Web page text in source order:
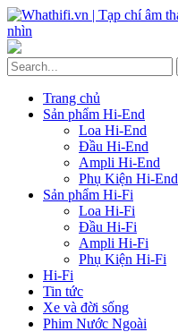
Trang chủ
Sản phẩm Hi-End
Loa Hi-End
Đầu Hi-End
Ampli Hi-End
Phụ Kiện Hi-End
Sản phẩm Hi-Fi
Loa Hi-Fi
Đầu Hi-Fi
Ampli Hi-Fi
Phụ Kiện Hi-Fi
Hi-Fi
Tin tức
Xe và đời sống
Phim Nước Ngoài